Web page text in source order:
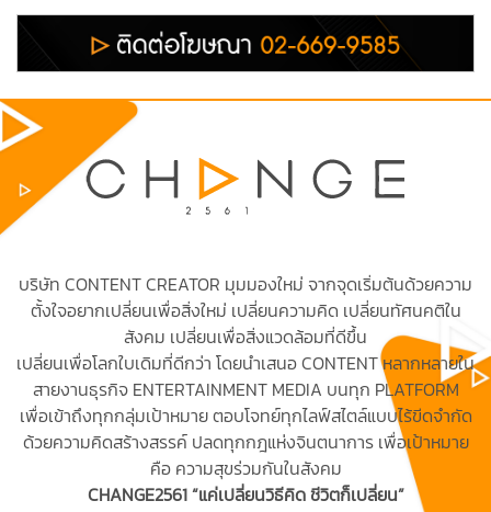
บริษัท CONTENT CREATOR มุมมองใหม่ จากจุดเริ่มต้นด้วยความ
ตั้งใจอยากเปลี่ยนเพื่อสิ่งใหม่ เปลี่ยนความคิด เปลี่ยนทัศนคติใน
สังคม เปลี่ยนเพื่อสิ่งแวดล้อมที่ดีขึ้น
เปลี่ยนเพื่อโลกใบเดิมที่ดีกว่า โดยนำเสนอ CONTENT หลากหลายใน
สายงานธุรกิจ ENTERTAINMENT MEDIA บนทุก PLATFORM
เพื่อเข้าถึงทุกกลุ่มเป้าหมาย ตอบโจทย์ทุกไลฟ์สไตล์แบบไร้ขีดจำกัด
ด้วยความคิดสร้างสรรค์ ปลดทุกกฎแห่งจินตนาการ เพื่อเป้าหมาย
คือ ความสุขร่วมกันในสังคม
CHANGE2561 “แค่เปลี่ยนวิธีคิด ชีวิตก็เปลี่ยน”